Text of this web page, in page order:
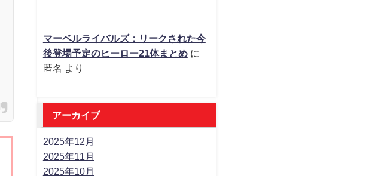
マーベルライバルズ：リークされた今
後登場予定のヒーロー21体まとめに
匿名 より
アーカイブ
2025年12月
2025年11月
2025年10月